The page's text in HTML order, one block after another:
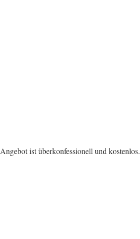
ist überkonfessionell und kostenlos.